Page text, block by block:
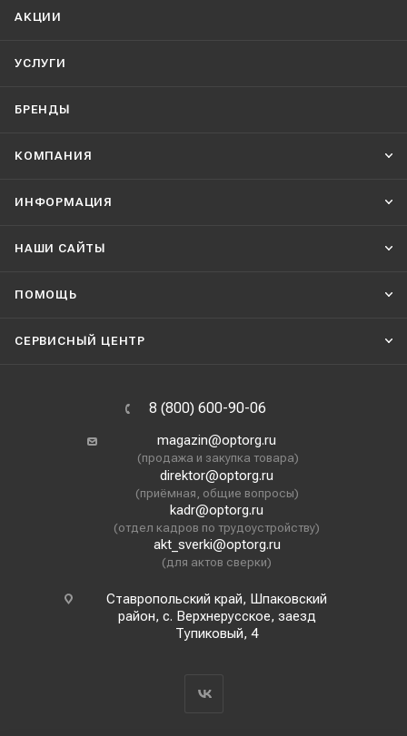
АКЦИИ
УСЛУГИ
БРЕНДЫ
КОМПАНИЯ
ИНФОРМАЦИЯ
НАШИ CАЙТЫ
ПОМОЩЬ
СЕРВИСНЫЙ ЦЕНТР
8 (800) 600-90-06
magazin@optorg.ru
(продажа и закупка товара)
direktor@optorg.ru
(приёмная, общие вопросы)
kadr@optorg.ru
(отдел кадров по трудоустройству)
akt_sverki@optorg.ru
(для актов сверки)
Ставропольский край, Шпаковский
район, с. Верхнерусское, заезд
Тупиковый, 4